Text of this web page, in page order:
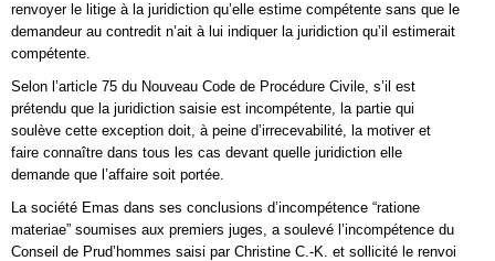
renvoyer le litige à la juridiction qu’elle estime compétente sans que le
demandeur au contredit n’ait à lui indiquer la juridiction qu’il estimerait
compétente.
Selon l’article 75 du Nouveau Code de Procédure Civile, s’il est
prétendu que la juridiction saisie est incompétente, la partie qui
soulève cette exception doit, à peine d’irrecevabilité, la motiver et
faire connaître dans tous les cas devant quelle juridiction elle
demande que l’affaire soit portée.
La société Emas dans ses conclusions d’incompétence “ratione
materiae” soumises aux premiers juges, a soulevé l’incompétence du
Conseil de Prud’hommes saisi par Christine C.-K. et sollicité le renvoi